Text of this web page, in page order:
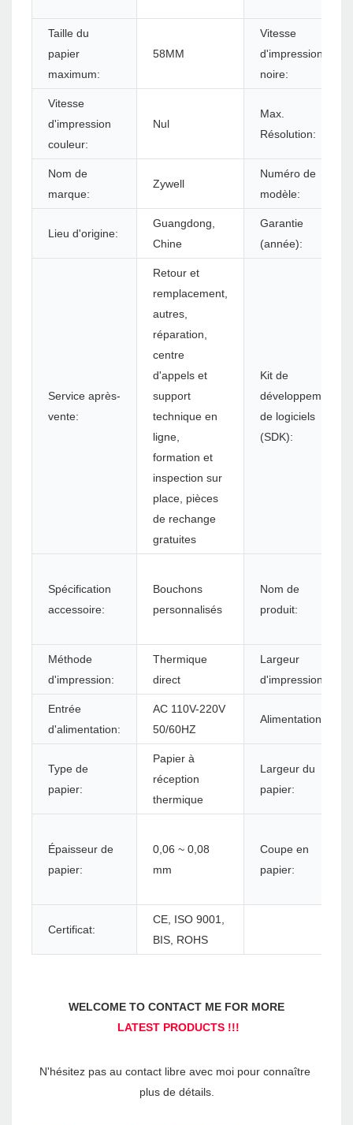
Taille du
papier
maximum:
58MM
Vitesse
d'impression
noire:
Vitesse
d'impression
couleur:
Nul
Max.
Résolution:
Nom de
marque:
Zywell
Numéro de
modèle:
Lieu d'origine:
Guangdong,
Chine
Garantie
(année):
Service après-
vente:
Retour et
remplacement,
autres,
réparation,
centre
d'appels et
support
technique en
ligne,
formation et
inspection sur
place, pièces
de rechange
gratuites
Kit de
développement
de logiciels
(SDK):
Spécification
accessoire:
Bouchons
personnalisés
Nom de
produit:
Méthode
d'impression:
Thermique
direct
Largeur
d'impression:
Entrée
d'alimentation:
AC 110V-220V
50/60HZ
Alimentation:
Type de
papier:
Papier à
réception
thermique
Largeur du
papier:
Épaisseur de
papier:
0,06 ~ 0,08
mm
Coupe en
papier:
Certificat:
CE, ISO 9001,
BIS, ROHS
N'hésitez pas au contact libre avec moi pour connaître